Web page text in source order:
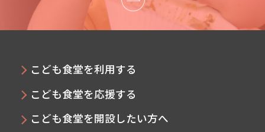
こども食堂を利用する
こども食堂を応援する
こども食堂を開設したい方へ